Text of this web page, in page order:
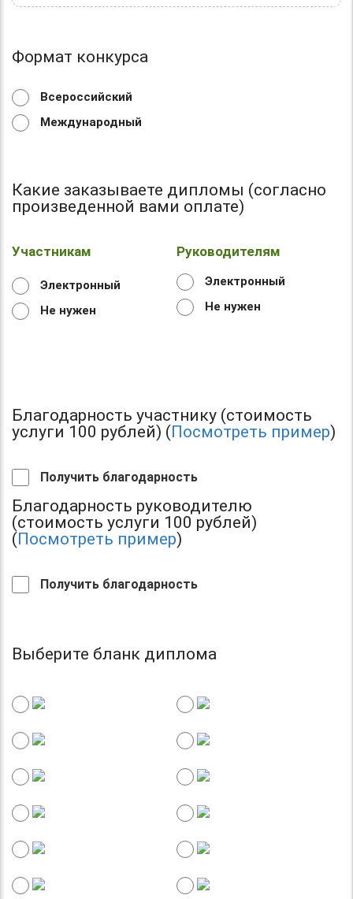
Формат конкурса
Всероссийский
Международный
Какие заказываете дипломы (согласно
произведенной вами оплате)
Участникам Руководителям
Электронный
Не нужен
Электронный
Не нужен
Благодарность участнику (стоимость
услуги 100 рублей) (Посмотреть пример)
Получить благодарность
Благодарность руководителю
(стоимость услуги 100 рублей)
(Посмотреть пример)
Получить благодарность
Выберите бланк диплома